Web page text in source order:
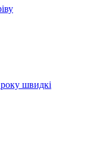
швидкі